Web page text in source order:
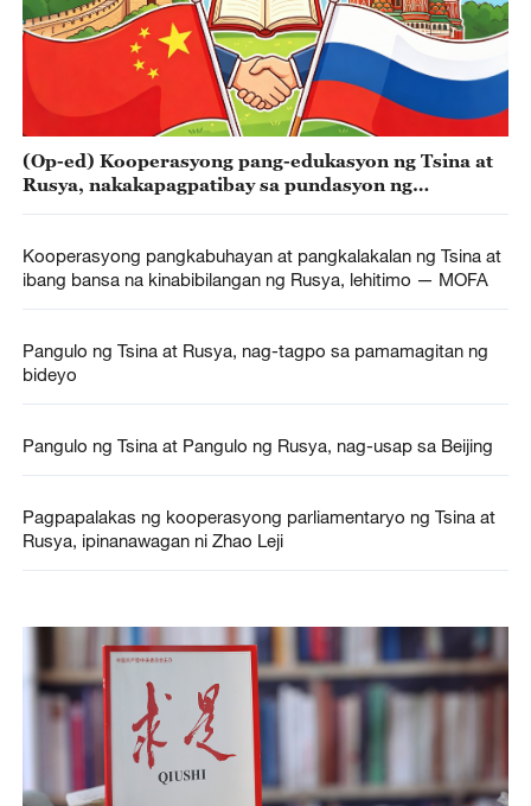
(Op-ed) Kooperasyong pang-edukasyon ng Tsina at
Rusya, nakakapagpatibay sa pundasyon ng
Kooperasyong pangkabuhayan at pangkalakalan ng Tsina at
ibang bansa na kinabibilangan ng Rusya, lehitimo — MOFA
Pangulo ng Tsina at Rusya, nag-tagpo sa pamamagitan ng
bideyo
Pangulo ng Tsina at Pangulo ng Rusya, nag-usap sa Beijing
Pagpapalakas ng kooperasyong parliamentaryo ng Tsina at
Rusya, ipinanawagan ni Zhao Leji